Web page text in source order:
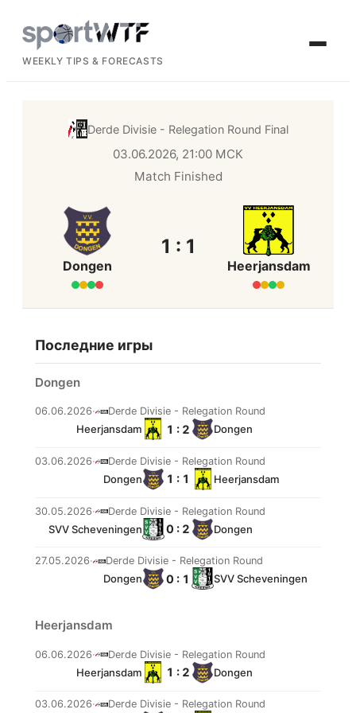
WEEKLY TIPS & FORECASTS
Derde Divisie - Relegation Round Final
03.06.2026, 21:00 МСК
Match Finished
Dongen
1 : 1
Heerjansdam
Последние игры
Dongen
06.06.2026· Derde Divisie - Relegation Round
Heerjansdam 1 : 2 Dongen
03.06.2026· Derde Divisie - Relegation Round
Dongen 1 : 1 Heerjansdam
30.05.2026· Derde Divisie - Relegation Round
SVV Scheveningen 0 : 2 Dongen
27.05.2026· Derde Divisie - Relegation Round
Dongen 0 : 1 SVV Scheveningen
Heerjansdam
06.06.2026· Derde Divisie - Relegation Round
Heerjansdam 1 : 2 Dongen
03.06.2026· Derde Divisie - Relegation Round